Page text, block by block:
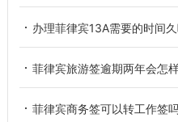
办理菲律宾13A需要的时间久
菲律宾旅游签逾期两年会怎
菲律宾商务签可以转工作签